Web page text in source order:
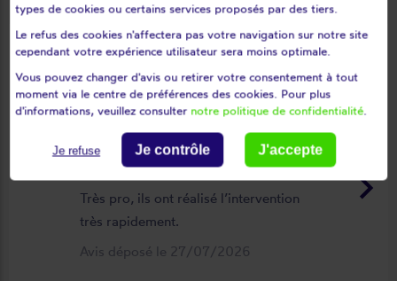
Du plus récent au plus ancien
Voir l'attestation de confiance - Avis soumis à un contrôle
keyboard_arrow_right
. .
star_rate star_ratestar_ratestar_rate
Très pro, ils ont réalisé l’intervention
très rapidement.
Avis déposé le 27/07/2026
types de cookies ou certains services proposés par des tiers.
Le refus des cookies n'affectera pas votre navigation sur notre site
cependant votre expérience utilisateur sera moins optimale.
Vous pouvez changer d'avis ou retirer votre consentement à tout
moment via le centre de préférences des cookies. Pour plus
d'informations, veuillez consulter notre politique de confidentialité.
Je refuse Je contrôle J'accepte